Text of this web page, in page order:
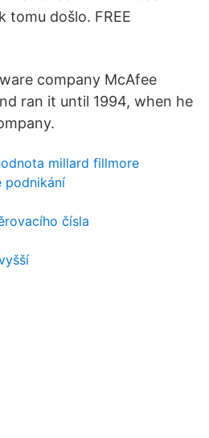
tomu došlo. FREE
company McAfee
ran it until 1994, when he
millard fillmore
podnikání
čísla